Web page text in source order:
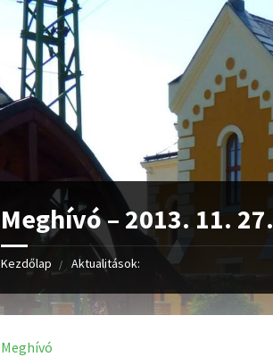
Meghívó – 2013. 11. 27.
Kezdőlap Aktualitások:
Meghívó